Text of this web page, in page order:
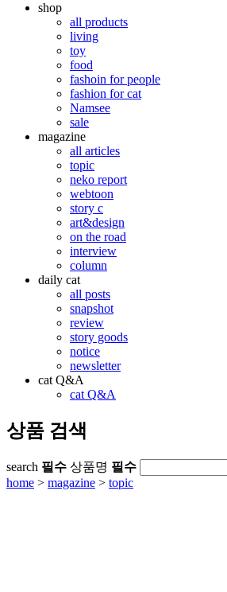
shop
all products
living
toy
food
fashoin for people
fashion for cat
Namsee
sale
magazine
all articles
topic
neko report
webtoon
story c
art&design
on the road
interview
column
daily cat
all posts
snapshot
review
story goods
notice
newsletter
cat Q&A
cat Q&A
상품 검색
search 필수 상품명 필수
home > magazine > topic